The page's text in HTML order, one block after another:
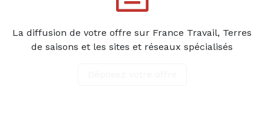
La diffusion de votre offre sur France Travail, Terres
de saisons et les sites et réseaux spécialisés